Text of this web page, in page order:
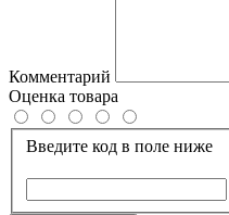
Комментарий
Оценка товара
Введите код в поле ниже